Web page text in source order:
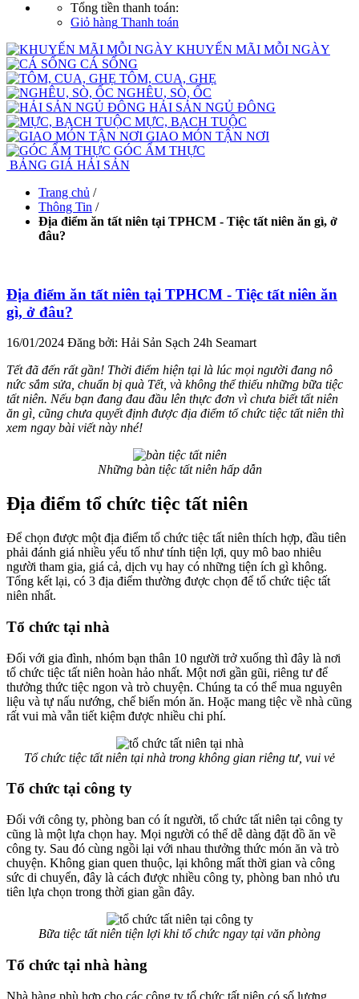
Tổng tiền thanh toán:
Giỏ hàng Thanh toán
KHUYẾN MÃI MỖI NGÀY
CÁ SỐNG
TÔM, CUA, GHẸ
NGHÊU, SÒ, ỐC
HẢI SẢN NGỦ ĐÔNG
MỰC, BẠCH TUỘC
GIAO MÓN TẬN NƠI
GÓC ẨM THỰC
BẢNG GIÁ HẢI SẢN
Trang chủ /
Thông Tin /
Địa điểm ăn tất niên tại TPHCM - Tiệc tất niên ăn gì, ở
đâu?
Địa điểm ăn tất niên tại TPHCM - Tiệc tất niên ăn
gì, ở đâu?
16/01/2024 Đăng bởi: Hải Sản Sạch 24h Seamart
Tết đã đến rất gần! Thời điểm hiện tại là lúc mọi người đang nô
nức sắm sửa, chuẩn bị quà Tết, và không thể thiếu những bữa tiệc
tất niên. Nếu bạn đang đau đầu lên thực đơn vì chưa biết tất niên
ăn gì, cũng chưa quyết định được địa điểm tổ chức tiệc tất niên thì
xem ngay bài viết này nhé!
Những bàn tiệc tất niên hấp dẫn
Địa điểm tổ chức tiệc tất niên
Để chọn được một địa điểm tổ chức tiệc tất niên thích hợp, đầu tiên
phải đánh giá nhiều yếu tố như tính tiện lợi, quy mô bao nhiêu
người tham gia, giá cả, dịch vụ hay có những tiện ích gì không.
Tổng kết lại, có 3 địa điểm thường được chọn để tổ chức tiệc tất
niên nhất.
Tổ chức tại nhà
Đối với gia đình, nhóm bạn thân 10 người trở xuống thì đây là nơi
tổ chức tiệc tất niên hoàn hảo nhất. Một nơi gần gũi, riêng tư để
thưởng thức tiệc ngon và trò chuyện. Chúng ta có thể mua nguyên
liệu và tự nấu nướng, chế biến món ăn. Hoặc mang tiệc về nhà cũng
rất vui mà vẫn tiết kiệm được nhiều chi phí.
Tổ chức tiệc tất niên tại nhà trong không gian riêng tư, vui vẻ
Tổ chức tại công ty
Đối với công ty, phòng ban có ít người, tổ chức tất niên tại công ty
cũng là một lựa chọn hay. Mọi người có thể dễ dàng đặt đồ ăn về
công ty. Sau đó cùng ngồi lại với nhau thưởng thức món ăn và trò
chuyện. Không gian quen thuộc, lại không mất thời gian và công
sức di chuyển, đây là cách được nhiều công ty, phòng ban nhỏ ưu
tiên lựa chọn trong thời gian gần đây.
Bữa tiệc tất niên tiện lợi khi tổ chức ngay tại văn phòng
Tổ chức tại nhà hàng
Nhà hàng phù hợp cho các công ty tổ chức tất niên có số lượng